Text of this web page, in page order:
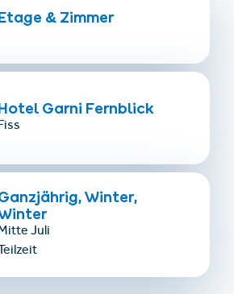
Ticket- &
fiss-ladis.at
Etage & Zimmer
Hotel Garni Fernblick
Winter,
Juli
Teilzeit